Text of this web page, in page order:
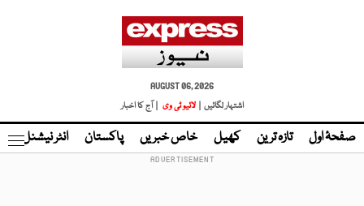
AUGUST 06, 2026
اشتہار لگائیں |
لائیو ٹی وی | آج کا اخبار
صفحۂ اول تازہ ترین کھیل خاص خبریں پاکستان انٹر نیشنل